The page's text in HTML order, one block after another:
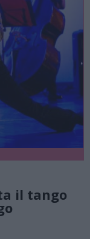
il tango